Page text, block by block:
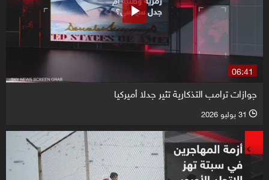
06:41
جوازات ترامب التذكارية تثير جدلا أميركيا
l 31 يوليو 2026